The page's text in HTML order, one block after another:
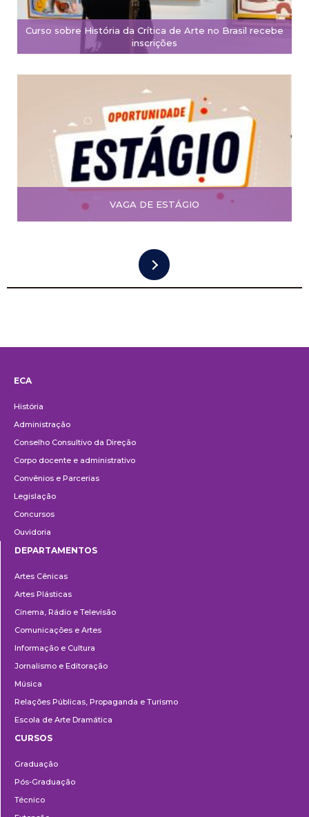
Curso sobre História da Crítica de Arte no Brasil recebe
inscrições
VAGA DE ESTÁGIO
ECA
História
Administração
Conselho Consultivo da Direção
Corpo docente e administrativo
Convênios e Parcerias
Legislação
Concursos
Ouvidoria
DEPARTAMENTOS
Artes Cênicas
Artes Plásticas
Cinema, Rádio e Televisão
Comunicações e Artes
Informação e Cultura
Jornalismo e Editoração
Música
Relações Públicas, Propaganda e Turismo
Escola de Arte Dramática
CURSOS
Graduação
Pós-Graduação
Técnico